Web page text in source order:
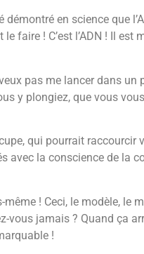
en science que
faire ! C’est l’ADN ! Il est
pas me lancer dans
y plongiez, que vous
qui pourrait raccourcir
avec la conscience de la
! Ceci, le modèle, le
vous jamais ? Quand ça
!